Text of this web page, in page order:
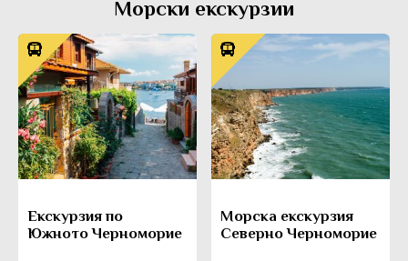
Морски екскурзии
Екскурзия по
Южното Черноморие
Морска екскурзия
Северно Черноморие